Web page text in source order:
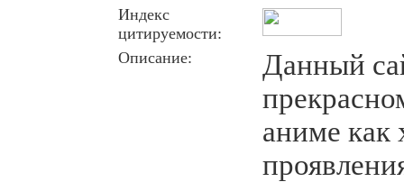
Индекс
цитируемости:
Описание:
Данный
аниме как